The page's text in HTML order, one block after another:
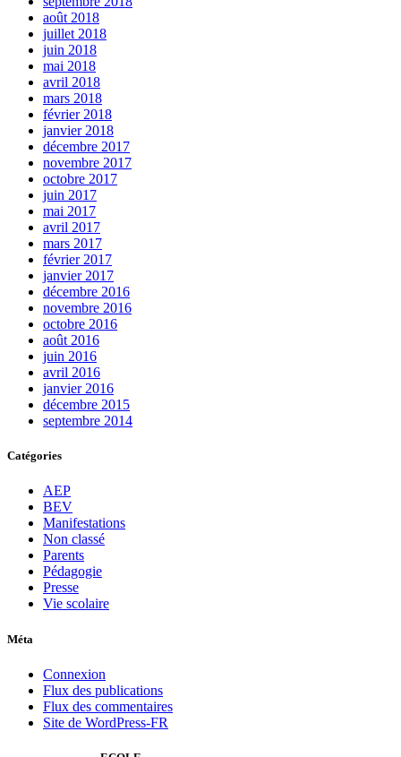
août 2018
juillet 2018
juin 2018
mai 2018
avril 2018
mars 2018
février 2018
janvier 2018
décembre 2017
novembre 2017
octobre 2017
juin 2017
mai 2017
avril 2017
mars 2017
février 2017
janvier 2017
décembre 2016
novembre 2016
octobre 2016
août 2016
juin 2016
avril 2016
janvier 2016
décembre 2015
septembre 2014
Catégories
AEP
BEV
Manifestations
Non classé
Parents
Pédagogie
Presse
Vie scolaire
Méta
Connexion
Flux des publications
Flux des commentaires
Site de WordPress-FR